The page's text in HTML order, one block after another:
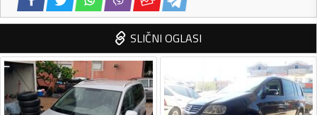
SLIČNI OGLASI